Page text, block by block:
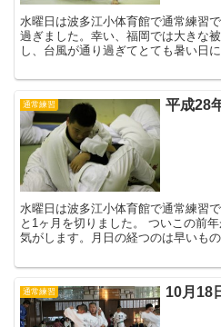
水曜日は波多江小体育館で通常練習です。 台風一過 台風3
過ぎました。幸い、福岡では大きな被害
し、台風が通り過ぎてとても暑い日になりまし
通常練習 平成28
水曜日は波多江小体育館で通常練習です。 平成28年も残
と1ヶ月を切りました。 ついこの前年が変わって初稽古をしたような
気がします。月日の経つのは早いものですね。 今年
通常練習 10月18